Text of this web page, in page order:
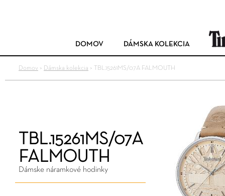
DOMOV DÁMSKA KOLEKCIA
Domov > Dámska kolekcia > TBL.15261MS/07A FALMOUTH
TBL.15261MS/07A
FALMOUTH
Dámske náramkové hodinky